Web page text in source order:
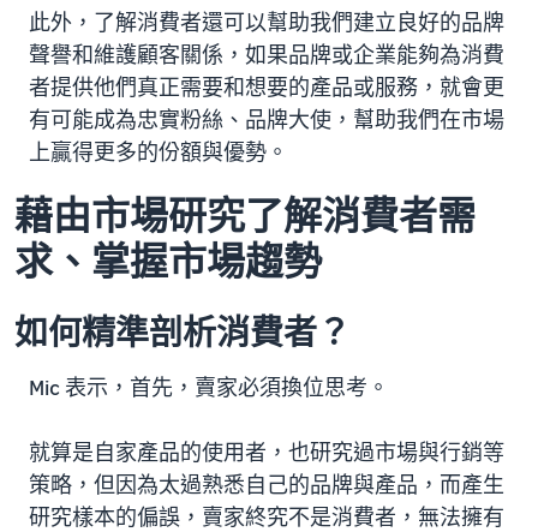
此外，了解消費者還可以幫助我們建立良好的品牌
聲譽和維護顧客關係，如果品牌或企業能夠為消費
者提供他們真正需要和想要的產品或服務，就會更
有可能成為忠實粉絲、品牌大使，幫助我們在市場
上贏得更多的份額與優勢。
藉由市場研究了解消費者需
求、掌握市場趨勢
如何精準剖析消費者？
Mic 表示，首先，賣家必須換位思考。
就算是自家產品的使用者，也研究過市場與行銷等
策略，但因為太過熟悉自己的品牌與產品，而產生
研究樣本的偏誤，賣家終究不是消費者，無法擁有